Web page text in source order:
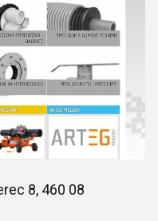
8, 460 08